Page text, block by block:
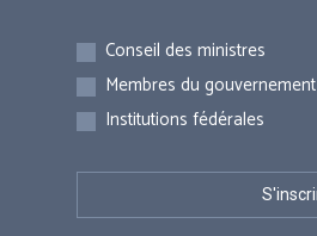
Inscriptions
Conseil des ministres
Membres du gouvernement
Institutions fédérales